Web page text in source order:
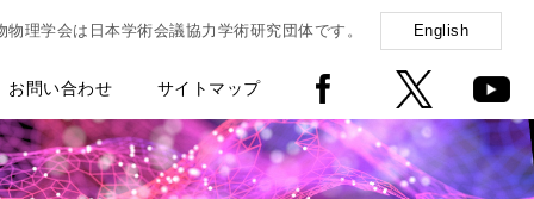
物理学会は日本学術会議協力学術研究団体です。 English
お問い合わせ サイトマップ